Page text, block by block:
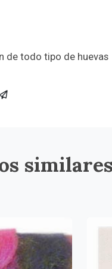
de todo tipo de huevas